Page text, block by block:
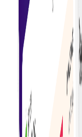
การติดตามที่ได้รับการปรั
ติดตามสถานะใบแ
เรียลไทม์ เพื่อการม